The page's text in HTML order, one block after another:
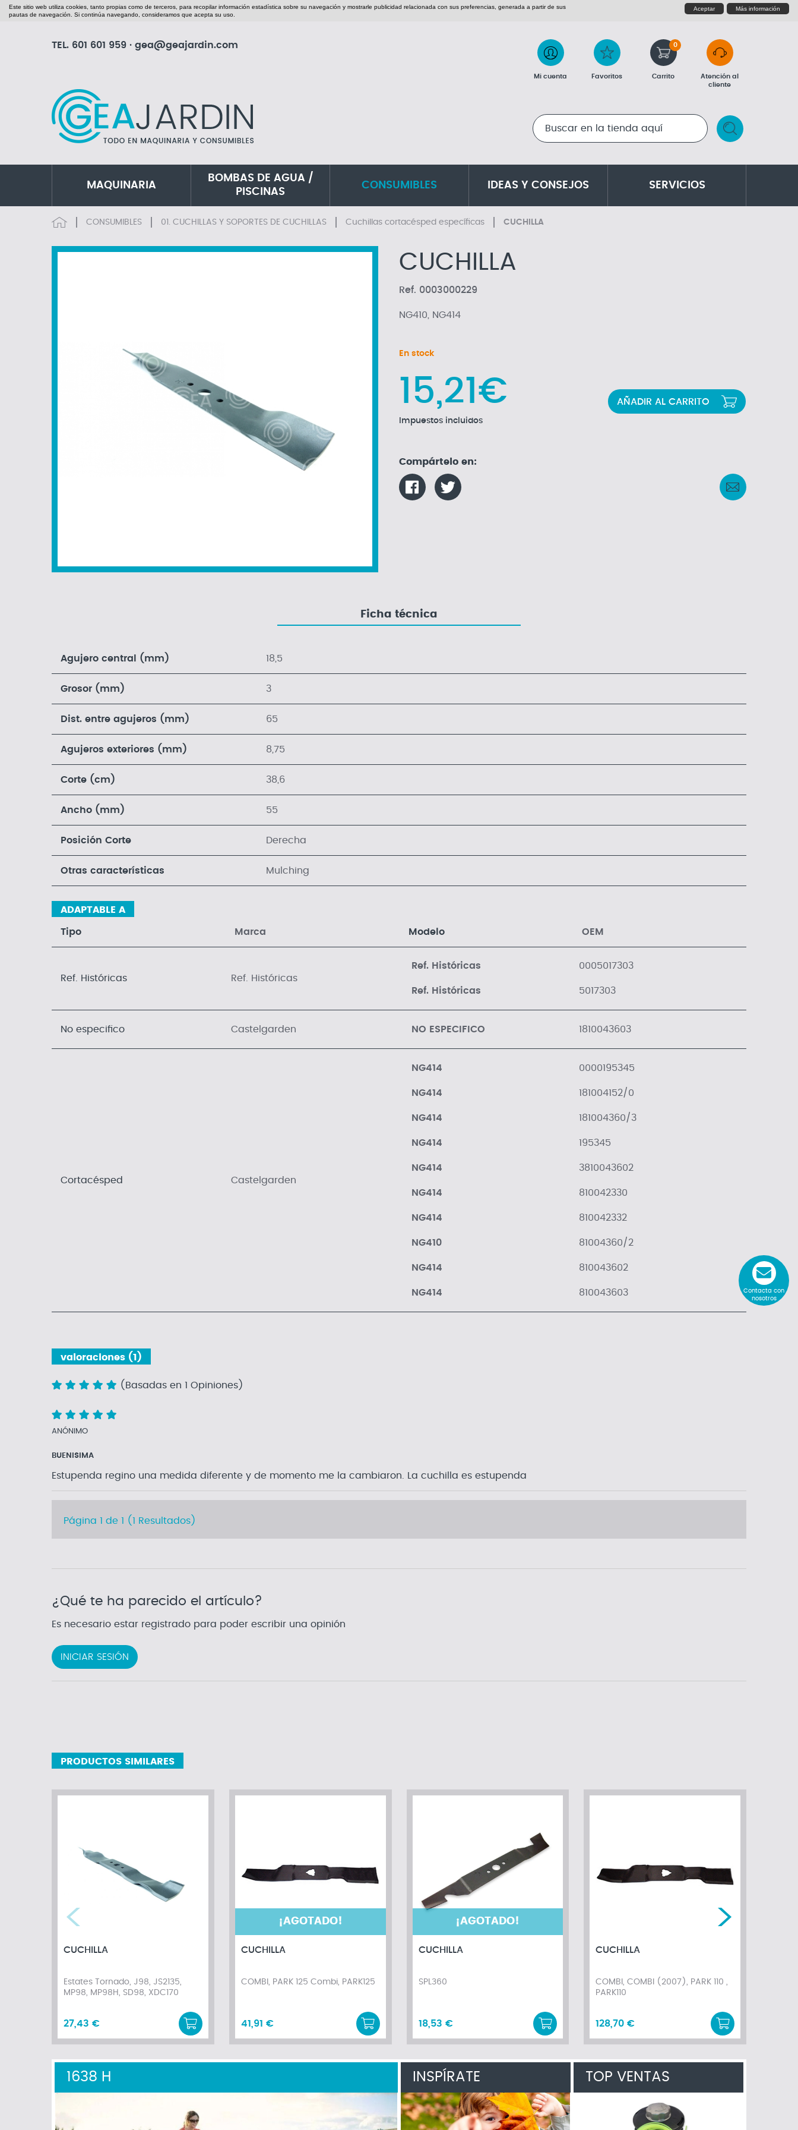
Este sitio web utiliza cookies, tanto propias como de terceros, para recopilar información estadística sobre su navegación y mostrarle publicidad relacionada con sus preferencias, generada a partir de sus
pautas de navegación. Si continúa navegando, consideramos que acepta su uso.
Aceptar Más información
TEL. 601 601 959 · gea@geajardin.com
Mi cuenta Favoritos Carrito
0
Atención al
cliente
RESULTADOS DE LA BÚSQUEDA
MAQUINARIA
BOMBAS DE AGUA /
PISCINAS
CONSUMIBLES IDEAS Y CONSEJOS SERVICIOS
CONSUMIBLES 01. CUCHILLAS Y SOPORTES DE CUCHILLAS Cuchillas cortacésped específicas CUCHILLA
CUCHILLA
Ref. 0003000229
NG410, NG414
En stock
15,21€
Impuestos incluidos
AÑADIR AL CARRITO
Compártelo en:
Ficha técnica
Agujero central (mm) 18,5
Grosor (mm) 3
Dist. entre agujeros (mm) 65
Agujeros exteriores (mm) 8,75
Corte (cm) 38,6
Ancho (mm) 55
Posición Corte Derecha
Otras características Mulching
ADAPTABLE A
Tipo Marca Modelo OEM
Ref. Históricas Ref. Históricas
Ref. Históricas 0005017303
Ref. Históricas 5017303
No especifico Castelgarden NO ESPECIFICO 1810043603
Cortacésped Castelgarden
NG414 0000195345
NG414 181004152/0
NG414 181004360/3
NG414 195345
NG414 3810043602
NG414 810042330
NG414 810042332
NG410 81004360/2
NG414 810043602
NG414 810043603
valoraciones (1)
(Basadas en 1 Opiniones)
ANÓNIMO
BUENISIMA
Estupenda regino una medida diferente y de momento me la cambiaron. La cuchilla es estupenda
Página 1 de 1 (1 Resultados)
¿Qué te ha parecido el artículo?
Es necesario estar registrado para poder escribir una opinión
INICIAR SESIÓN
PRODUCTOS SIMILARES
CUCHILLA
Estates Tornado, J98, JS2135,
MP98, MP98H, SD98, XDC170
27,43 €
¡AGOTADO!
CUCHILLA
COMBI, PARK 125 Combi, PARK125
41,91 €
¡AGOTADO!
CUCHILLA
SPL360
18,53 €
CUCHILLA
COMBI, COMBI (2007), PARK 110 ,
PARK110
128,70 €
1638 H INSPÍRATE TOP VENTAS
Contacta con
nosotros